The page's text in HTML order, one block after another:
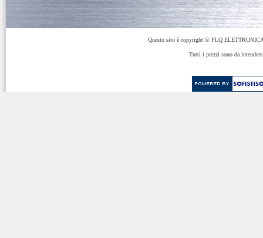
Questo sito è copyright © FLQ
Tutti i prezzi sono da